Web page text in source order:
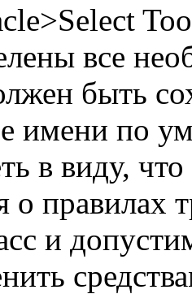
все
быть
имени по
в виду,
правилах
и